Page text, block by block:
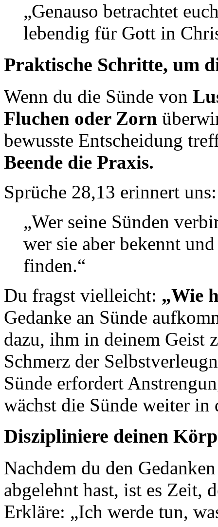
„Genauso betrachtet
lebendig für Gott in
Praktische Schritte, um
Wenn du die Sünde von
Fluchen oder Zorn
bewusste Entscheidung
Beende die Praxis.
Sprüche 28,13 erinnert uns:
„Wer seine Sünden
wer sie aber bekennt
finden.“
Du fragst vielleicht: „Wie
Gedanke an Sünde
dazu, ihm in deinem Geist
Schmerz der
Sünde erfordert
wächst die Sünde weiter in
Diszipliniere deinen
Nachdem du den
abgelehnt hast, ist es Zeit,
Erkläre: „Ich werde tun,